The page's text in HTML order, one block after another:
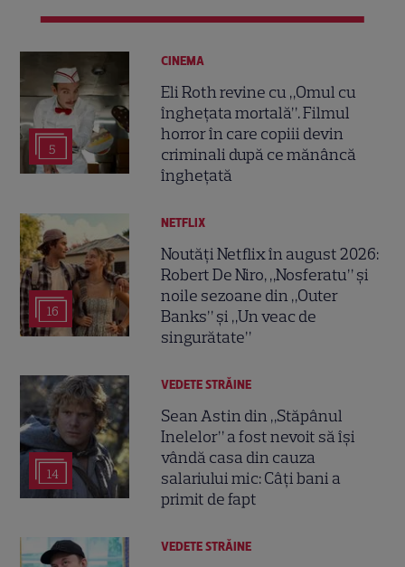
5
CINEMA
Eli Roth revine cu „Omul cu
înghețata mortală”. Filmul
horror în care copiii devin
criminali după ce mănâncă
înghețată
16
NETFLIX
Noutăți Netflix în august 2026:
Robert De Niro, „Nosferatu” și
noile sezoane din „Outer
Banks” și „Un veac de
singurătate”
14
VEDETE STRĂINE
Sean Astin din „Stăpânul
Inelelor” a fost nevoit să își
vândă casa din cauza
salariului mic: Câți bani a
primit de fapt
VEDETE STRĂINE